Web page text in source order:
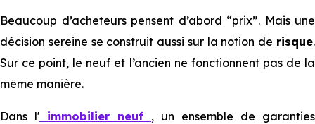
Beaucoup d’acheteurs pensent d’abord “prix”. Mais une
décision sereine se construit aussi sur la notion de risque.
Sur ce point, le neuf et l’ancien ne fonctionnent pas de la
même manière.
Dans l' immobilier neuf , un ensemble de garanties